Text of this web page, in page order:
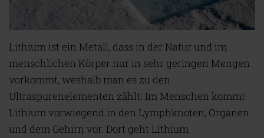
Lithium ist ein Metall, dass in der Natur und im
menschlichen Körper nur in sehr geringen Mengen
vorkommt, weshalb man es zu den
Ultraspurenelementen zählt. Im Menschen kommt
Lithium vorwiegend in den Lymphknoten, Organen
und dem Gehirn vor. Dort geht Lithium